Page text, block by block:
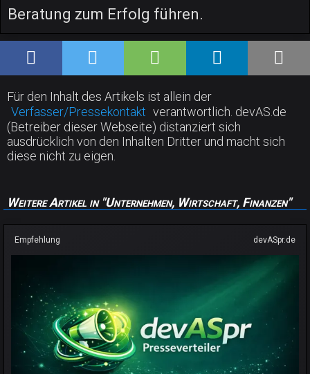
Beratung zum Erfolg führen.
Für den Inhalt des Artikels ist allein der
Verfasser/Pressekontakt verantwortlich. devAS.de
(Betreiber dieser Webseite) distanziert sich
ausdrücklich von den Inhalten Dritter und macht sich
diese nicht zu eigen.
Weitere Artikel in "Unternehmen, Wirtschaft, Finanzen"
Empfehlung devASpr.de